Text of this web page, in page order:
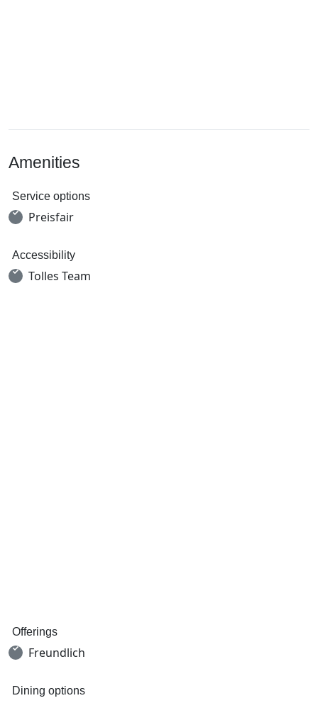
Amenities
Service options
Preisfair
Accessibility
Tolles Team
Offerings
Freundlich
Dining options